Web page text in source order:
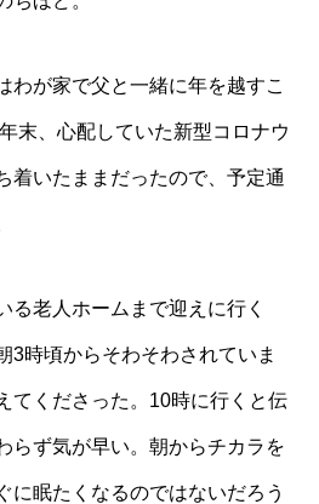
が家で父と一緒に年を越すこ
末、心配していた新型コロナウ
着いたままだったので、予定通
老人ホームまで迎えに行く
3時頃からそわそわされていま
てくださった。10時に行くと伝
らず気が早い。朝からチカラを
に眠たくなるのではないだろう